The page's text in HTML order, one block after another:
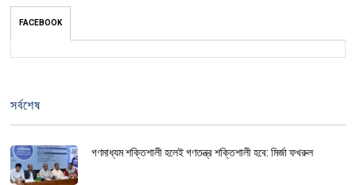
FACEBOOK
সর্বশেষ
গণমাধ্যম শক্তিশালী হলেই গণতন্ত্র শক্তিশালী হবে: মির্জা ফখরুল